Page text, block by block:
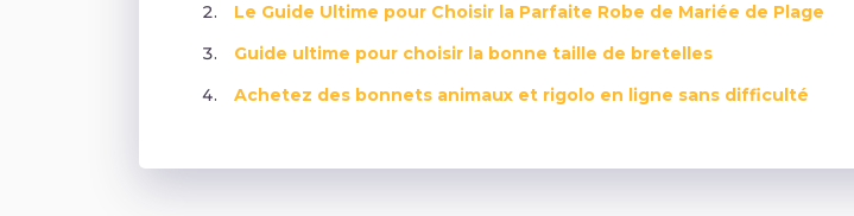
Le Guide Ultime pour Choisir la Parfaite Robe de Mariée de Plage
Guide ultime pour choisir la bonne taille de bretelles
Achetez des bonnets animaux et rigolo en ligne sans difficulté